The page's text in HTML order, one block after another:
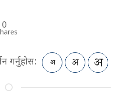
0
गर्नुहोस: